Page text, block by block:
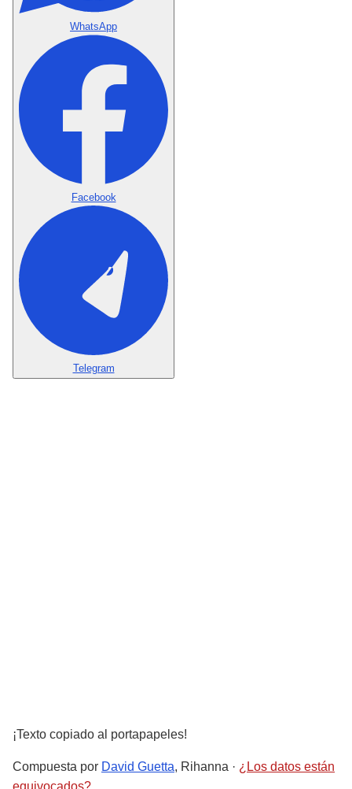
WhatsApp
Facebook
Telegram
¡Texto copiado al portapapeles!
Compuesta por David Guetta, Rihanna · ¿Los datos están
equivocados?